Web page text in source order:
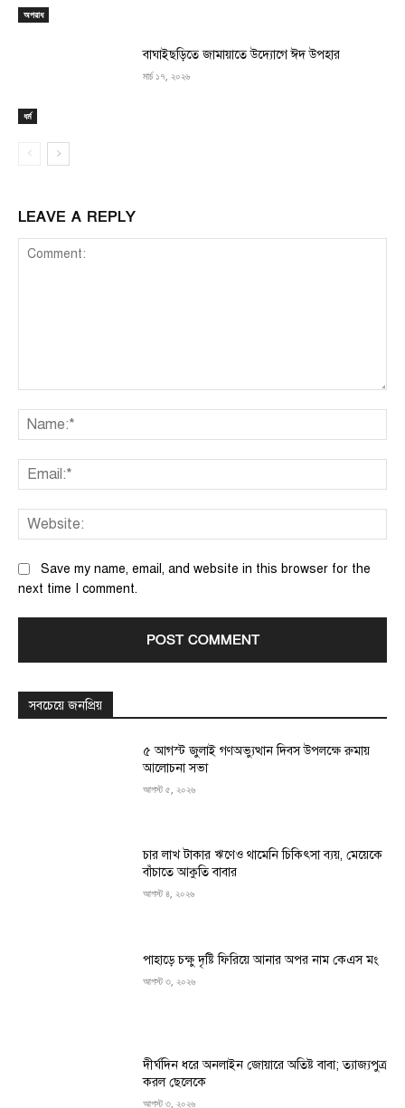
অপরাধ
ধর্ম
বাঘাইছড়িতে জামায়াতে উদ্যোগে ঈদ উপহার
মার্চ ১৭, ২০২৬
LEAVE A REPLY
Save my name, email, and website in this browser for the
next time I comment.
সবচেয়ে জনপ্রিয়
৫ আগস্ট জুলাই গণঅভ্যুত্থান দিবস উপলক্ষে রুমায়
আলোচনা সভা
আগস্ট ৫, ২০২৬
চার লাখ টাকার ঋণেও থামেনি চিকিৎসা ব্যয়, মেয়েকে
বাঁচাতে আকুতি বাবার
আগস্ট ৪, ২০২৬
পাহাড়ে চক্ষু দৃষ্টি ফিরিয়ে আনার অপর নাম কেএস মং
আগস্ট ৩, ২০২৬
দীর্ঘদিন ধরে অনলাইন জোয়ারে অতিষ্ট বাবা; ত্যাজ্যপুত্র
করল ছেলেকে
আগস্ট ৩, ২০২৬